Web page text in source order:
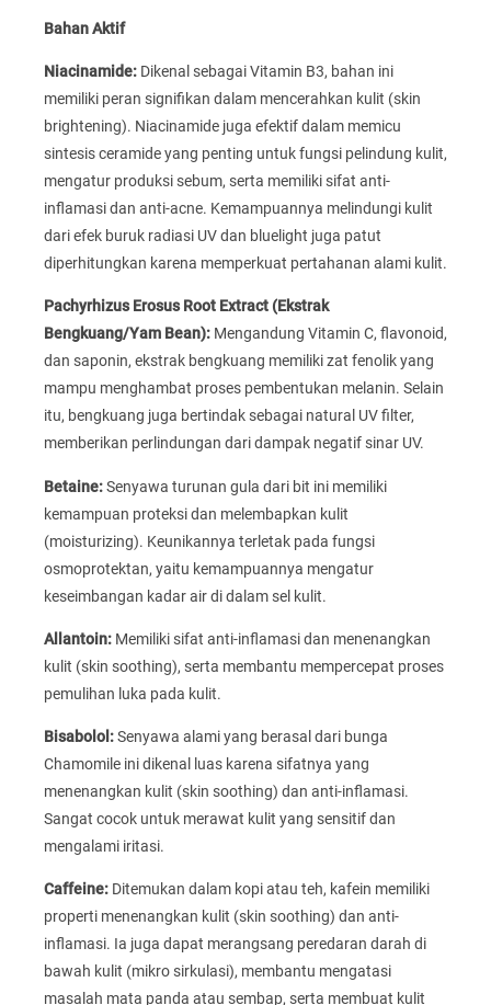
Bahan Aktif
Niacinamide: Dikenal sebagai Vitamin B3, bahan ini
memiliki peran signifikan dalam mencerahkan kulit (skin
brightening). Niacinamide juga efektif dalam memicu
sintesis ceramide yang penting untuk fungsi pelindung kulit,
mengatur produksi sebum, serta memiliki sifat anti-
inflamasi dan anti-acne. Kemampuannya melindungi kulit
dari efek buruk radiasi UV dan bluelight juga patut
diperhitungkan karena memperkuat pertahanan alami kulit.
Pachyrhizus Erosus Root Extract (Ekstrak
Bengkuang/Yam Bean): Mengandung Vitamin C, flavonoid,
dan saponin, ekstrak bengkuang memiliki zat fenolik yang
mampu menghambat proses pembentukan melanin. Selain
itu, bengkuang juga bertindak sebagai natural UV filter,
memberikan perlindungan dari dampak negatif sinar UV.
Betaine:Senyawa turunan gula dari bit ini memiliki
kemampuan proteksi dan melembapkan kulit
(moisturizing). Keunikannya terletak pada fungsi
osmoprotektan, yaitu kemampuannya mengatur
keseimbangan kadar air di dalam sel kulit.
Allantoin: Memiliki sifat anti-inflamasi dan menenangkan
kulit (skin soothing), serta membantu mempercepat proses
pemulihan luka pada kulit.
Bisabolol:Senyawa alami yang berasal dari bunga
Chamomile ini dikenal luas karena sifatnya yang
menenangkan kulit (skin soothing) dan anti-inflamasi.
Sangat cocok untuk merawat kulit yang sensitif dan
mengalami iritasi.
Caffeine: Ditemukan dalam kopi atau teh, kafein memiliki
properti menenangkan kulit (skin soothing) dan anti-
inflamasi. Ia juga dapat merangsang peredaran darah di
bawah kulit (mikro sirkulasi), membantu mengatasi
masalah mata panda atau sembap, serta membuat kulit